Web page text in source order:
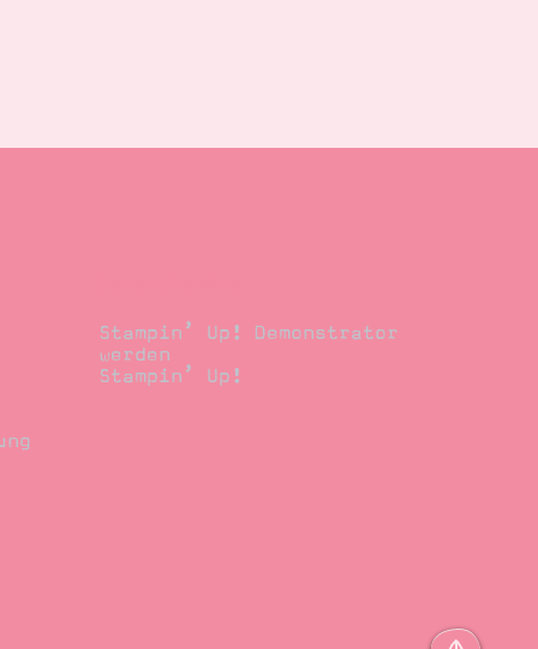
Stampin’ Up! Demonstrator
werden
Stampin’ Up!